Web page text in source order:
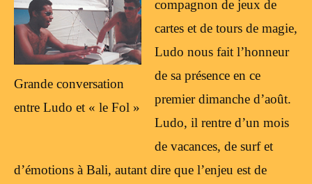
Grande conversation
entre Ludo et « le Fol »
compagnon de jeux de
cartes et de tours de magie,
Ludo nous fait l’honneur
de sa présence en ce
premier dimanche d’août.
Ludo, il rentre d’un mois
de vacances, de surf et
d’émotions à Bali, autant dire que l’enjeu est de